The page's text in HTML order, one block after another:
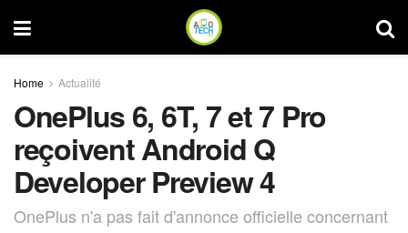
Home Actualité
OnePlus 6, 6T, 7 et 7 Pro
reçoivent Android Q
Developer Preview 4
OnePlus n'a pas fait d'annonce officielle concernant